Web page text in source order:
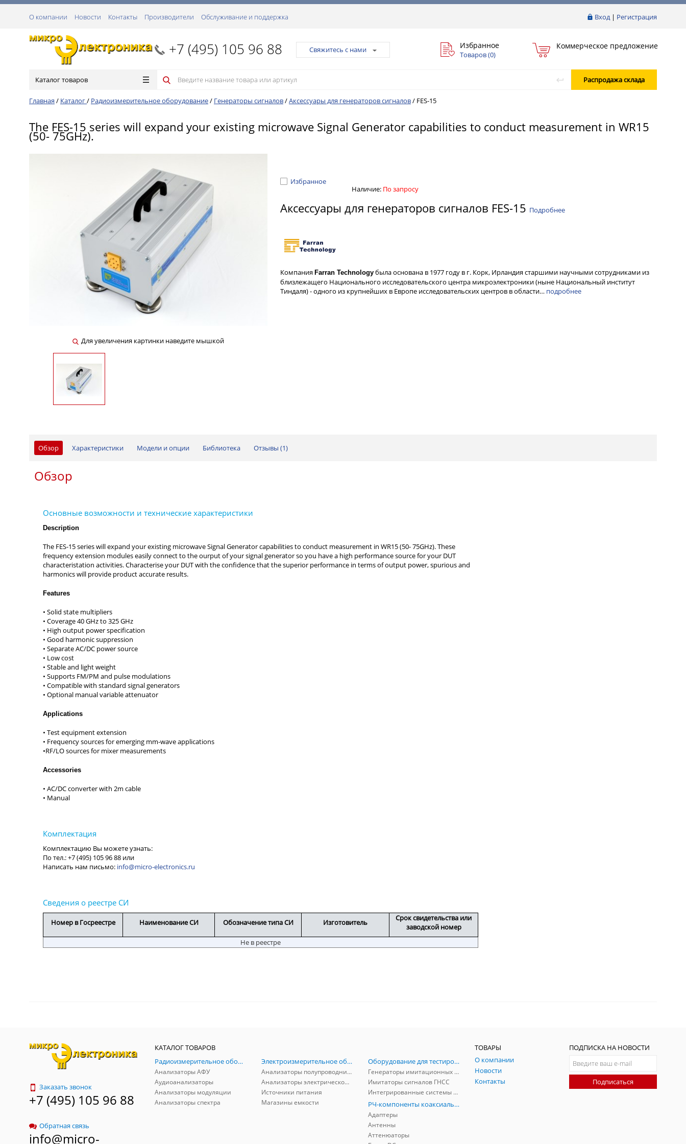
Вход| Регистрация
О компании Новости Контакты Производители Обслуживание и поддержка
+7 (495) 105 96 88 Свяжитесь с нами Избранное
Товаров (0)
Коммерческое предложение
Каталог товаров Распродажа склада
Главная / Каталог/ Радиоизмерительное оборудование/ Генераторы сигналов/Аксессуары для генераторов сигналов/ FES-15
The FES-15 series will expand your existing microwave Signal Generator capabilities to conduct measurement in WR15
(50- 75GHz).
Для увеличения картинки наведите мышкой
Избранное
Наличие: По запросу
Аксессуары для генераторов сигналов FES-15 Подробнее
Компания Farran Technology была основана в 1977 году в г. Корк, Ирландия старшими научными сотрудниками из
близлежащего Национального исследовательского центра микроэлектроники (ныне Национальный институт
Тиндаля) - одного из крупнейших в Европе исследовательских центров в области… подробнее
Обзор Характеристики Модели и опции Библиотека Отзывы (1)
Обзор
Description
Features
Applications
Accessories
info@micro-electronics.ru
Номер в Госреестре Наименование СИ Обозначение типа СИ Изготовитель
Срок свидетельства или
заводской номер
Не в реестре
Заказать звонок
+7 (495) 105 96 88
Обратная связь
info@micro-
КАТАЛОГ ТОВАРОВ
Радиоизмерительное оборудование
Анализаторы АФУ
Аудиоанализаторы
Анализаторы модуляции
Анализаторы спектра
Электроизмерительное оборудование
Анализаторы полупроводников
Анализаторы электрической мощности
Источники питания
Магазины емкости
Оборудование для тестирования и симуляции ГНСС
Генераторы имитационных и заградительных помех
Имитаторы сигналов ГНСС
Интегрированные системы защиты от ГНСС-помех
РЧ-компоненты коаксиальные
Адаптеры
Антенны
Аттенюаторы
ТОВАРЫ
О компании
Новости
Контакты
ПОДПИСКА НА НОВОСТИ
Подписаться